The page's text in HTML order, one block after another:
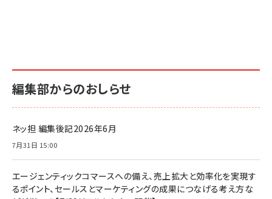
編集部からのおしらせ
ネッ担 編集後記2026年6月
7月31日 15:00
エージェンティックコマースへの備え、売上拡大と効率化を実現す
るポイント、セールスとマーケティングの成果につなげる考え方な